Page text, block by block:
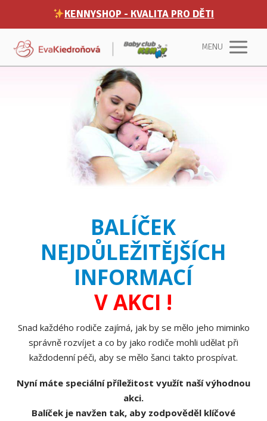
KENNYSHOP - KVALITA PRO DĚTI
MENU
BALÍČEK
NEJDŮLEŽITĚJŠÍCH
INFORMACÍ
V AKCI !
Snad každého rodiče zajímá, jak by se mělo jeho miminko
správně rozvíjet a co by jako rodiče mohli udělat při
každodenní péči, aby se mělo šanci takto prospívat.
Nyní máte speciální příležitost využít naší výhodnou
akci.
Balíček je navžen tak, aby zodpověděl klíčové